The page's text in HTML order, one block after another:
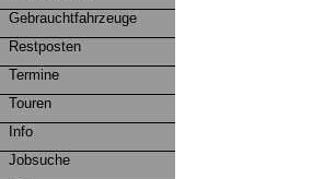
Gebrauchtfahrzeuge
Restposten
Termine
Touren
Info
Jobsuche